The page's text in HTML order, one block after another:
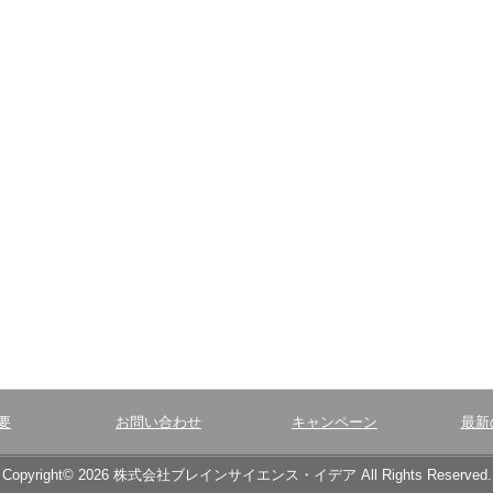
お問い合わせ キャンペーン 最新
Copyright© 2026 株式会社ブレインサイエンス・イデア All Rights Reserved.